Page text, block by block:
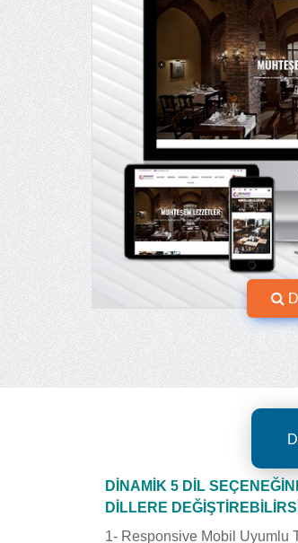
DİNAMİK 5 DİL
DİLLERE
1- Responsive Mobil Uyumlu